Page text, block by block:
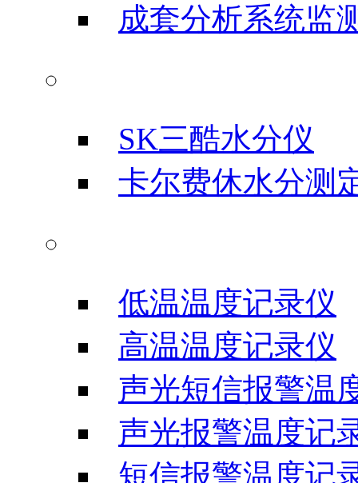
成套分析系统监
SK三酷水分仪
卡尔费休水分测
低温温度记录仪
高温温度记录仪
声光短信报警温
声光报警温度记
短信报警温度记